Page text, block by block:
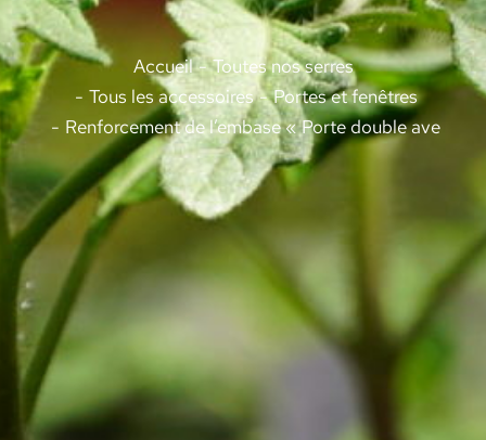
Vous êtes ici :Accueil
Toutes nos serres
Tous les accessoires
Portes et fenêtres
Renforcement de l’embase « Porte double avec